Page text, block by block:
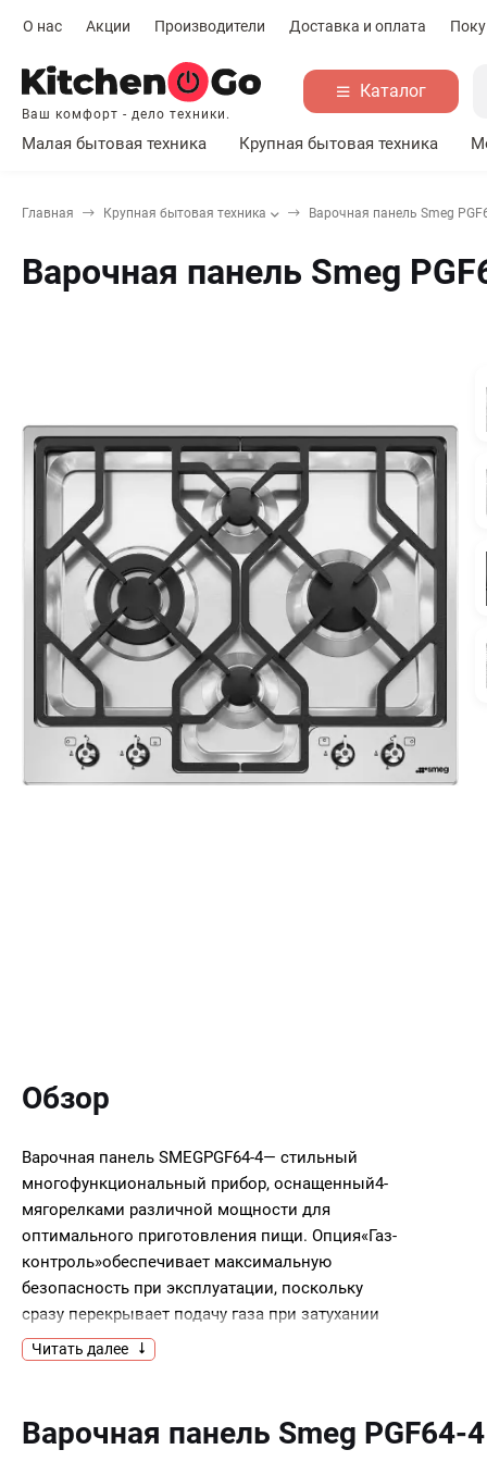
О нас Акции Производители Доставка и оплата
Ваш комфорт - дело техники.
Каталог
Малая бытовая техника Крупная бытовая техника
Главная Крупная бытовая техника Варочная панель Smeg
Варочная панель Smeg
Обзор
Варочная панель SMEGPGF64-4— стильный
многофункциональный прибор, оснащенный4-
мягорелками различной мощности для
оптимального приготовления пищи. Опция«Газ-
контроль»обеспечивает максимальную
безопасность при эксплуатации, поскольку
сразу перекрывает подачу газа при затухании
пламени. Автоматический электроподжиг
создает дополнительный комфорт при
преимущества:Поворотные
переключателиКонфорка повышенной
Читать далее
Варочная панель Smeg